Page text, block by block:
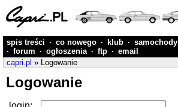
spis treści · co nowego · klub · samochody
· forum · ogłoszenia · ftp · email
capri.pl » Logowanie
Logowanie